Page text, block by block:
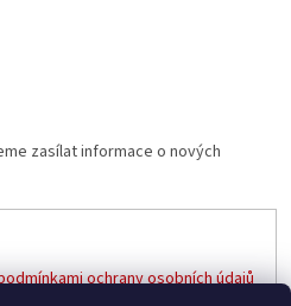
zasílat informace o nových
ochrany osobních údajů